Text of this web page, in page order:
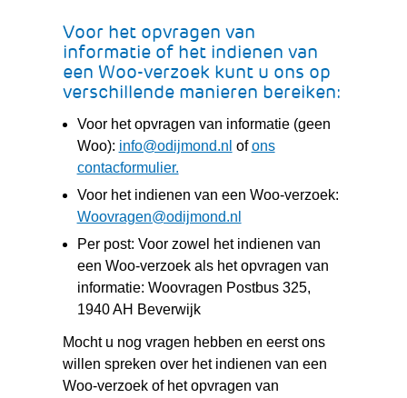
Voor het opvragen van
informatie of het indienen van
een Woo-verzoek kunt u ons op
verschillende manieren bereiken:
Voor het opvragen van informatie (geen
Woo): info@odijmond.nl ofons
contacformulier.
Voor het indienen van een Woo-verzoek:
Woovragen@odijmond.nl
Per post: Voor zowel het indienen van
een Woo-verzoek als het opvragen van
informatie: Woovragen Postbus 325,
1940 AH Beverwijk
Mocht u nog vragen hebben en eerst ons
willen spreken over het indienen van een
Woo-verzoek of het opvragen van